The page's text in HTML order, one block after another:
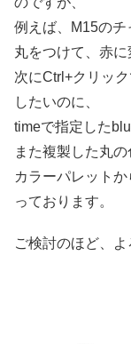
例えば、M15の
丸をつけて、赤に
次にCtrl+クリッ
したいのに、
timeで指定した
また複製した丸の
カラーパレット
っております。
ご検討のほど、よ